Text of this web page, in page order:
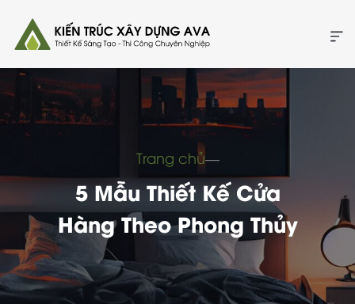
Trang chủ―
5 Mẫu Thiết Kế Cửa
Hàng Theo Phong Thủy